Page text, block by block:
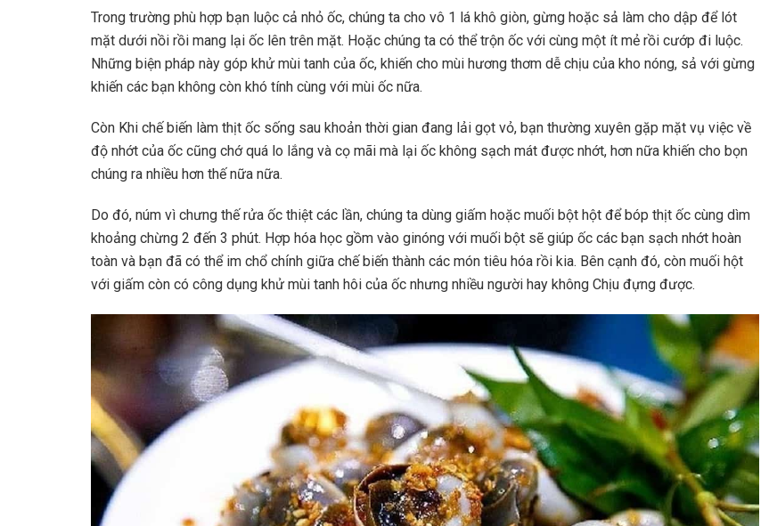
Trong trường phù hợp bạn luộc cả nhỏ ốc, chúng ta cho vô 1 lá khô giòn, gừng hoặc sả làm cho dập để lót
mặt dưới nồi rồi mang lại ốc lên trên mặt. Hoặc chúng ta có thể trộn ốc với cùng một ít mẻ rồi cướp đi luộc.
Những biện pháp này góp khử mùi tanh của ốc, khiến cho mùi hương thơm dễ chịu của kho nóng, sả với gừng
khiến các bạn không còn khó tính cùng với mùi ốc nữa.
Còn Khi chế biến làm thịt ốc sống sau khoản thời gian đang lải gọt vỏ, bạn thường xuyên gặp mặt vụ việc về
độ nhớt của ốc cũng chớ quá lo lắng và cọ mãi mà lại ốc không sạch mát được nhớt, hơn nữa khiến cho bọn
chúng ra nhiều hơn thế nữa nữa.
Do đó, núm vì chưng thế rửa ốc thiệt các lần, chúng ta dùng giấm hoặc muối bột hột để bóp thịt ốc cùng dìm
khoảng chừng 2 đến 3 phút. Hợp hóa học gồm vào ginóng với muối bột sẽ giúp ốc các bạn sạch nhớt hoàn
toàn và bạn đã có thể im chổ chính giữa chế biến thành các món tiêu hóa rồi kia. Bên cạnh đó, còn muối hột
với giấm còn có công dụng khử mùi tanh hôi của ốc nhưng nhiều người hay không Chịu đựng được.